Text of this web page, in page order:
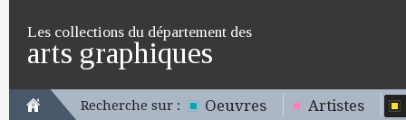
Les collections du département des
arts graphiques
Recherche sur : Oeuvres Artistes